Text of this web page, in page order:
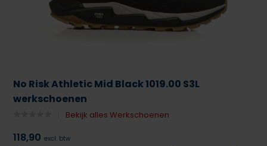
No Risk Athletic Mid Black 1019.00 S3L
werkschoenen
Bekijk alles Werkschoenen
118,90 excl. btw